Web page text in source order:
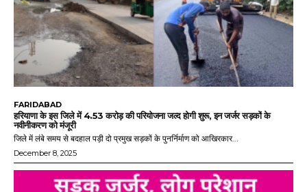
FARIDABAD
हरियाणा के इस जिले में 4.53 करोड़ की परियोजना जल्द होगी शुरू, इन जर्जर सड़कों के
नवीनीकरण को मंजूरी
जिले में लंबे समय से बदहाल पड़ी दो प्रमुख सड़कों के पुनर्निर्माण को आखिरकार...
December 8, 2025